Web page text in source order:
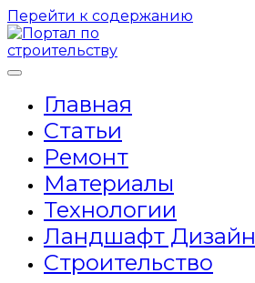
Перейти к содержанию
Главная
Статьи
Ремонт
Материалы
Технологии
Ландшафт Дизайн
Строительство